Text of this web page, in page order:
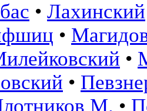
• Лахинский
•
•
•
М. •